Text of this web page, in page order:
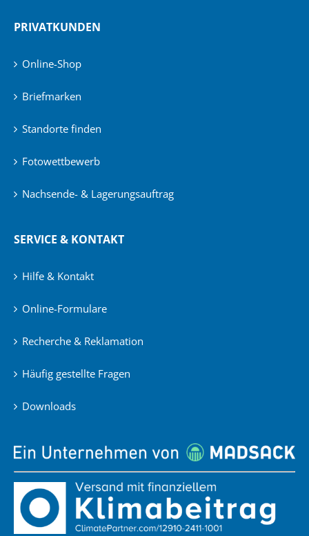
PRIVATKUNDEN
Online-Shop
Briefmarken
Standorte finden
Fotowettbewerb
Nachsende- & Lagerungsauftrag
SERVICE & KONTAKT
Hilfe & Kontakt
Online-Formulare
Recherche & Reklamation
Häufig gestellte Fragen
Downloads